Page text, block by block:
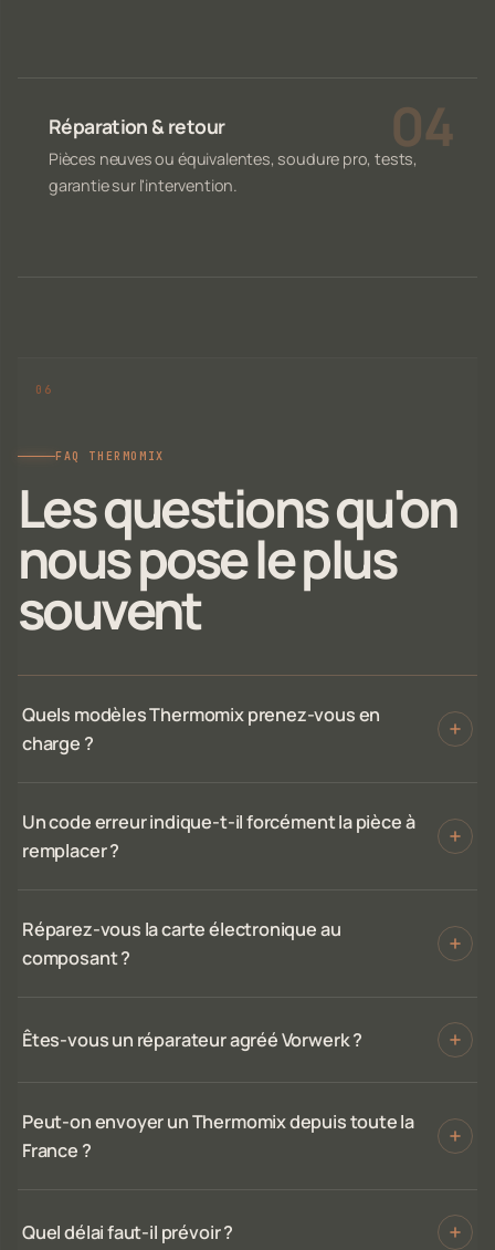
Réparation & retour
Pièces neuves ou équivalentes, soudure pro, tests,
garantie sur l'intervention.
FAQ THERMOMIX
Les questions qu'on
nous pose le plus
souvent
Quels modèles Thermomix prenez-vous en
charge ?
Un code erreur indique-t-il forcément la pièce à
remplacer ?
Réparez-vous la carte électronique au
composant ?
Êtes-vous un réparateur agréé Vorwerk ?
Peut-on envoyer un Thermomix depuis toute la
France ?
Quel délai faut-il prévoir ?